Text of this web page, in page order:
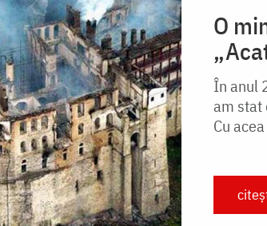
O
În anul
am stat
Cu